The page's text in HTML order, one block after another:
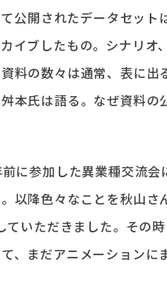
公開されたデータセット
イブしたもの。シナリオ
料の数々は通常、表に出
本氏は語る。なぜ資料の
に参加した異業種交流
以降色々なことを秋山さ
ていただきました。その
、まだアニメーションに